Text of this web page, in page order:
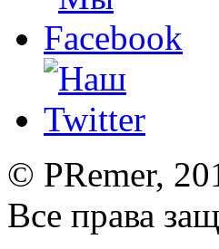
© PRemer,
Все права